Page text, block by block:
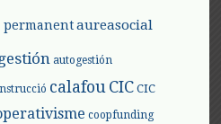
permanent aureasocial
autogestión
calafou CIC CIC
coopfunding